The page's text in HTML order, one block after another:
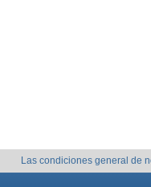
Las condiciones general de